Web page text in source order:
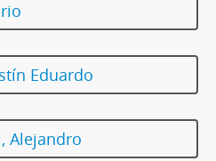
Eduardo
Alejandro